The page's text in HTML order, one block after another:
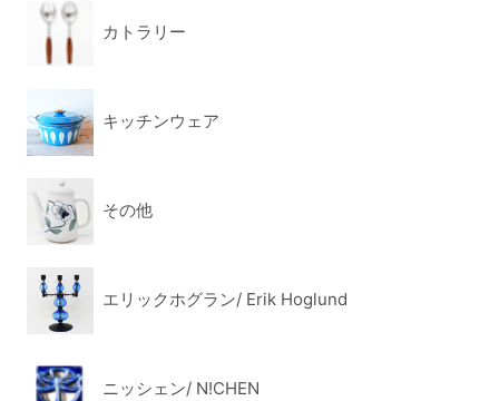
カトラリー
キッチンウェア
その他
エリックホグラン/ Erik Hoglund
ニッシェン/ N!CHEN